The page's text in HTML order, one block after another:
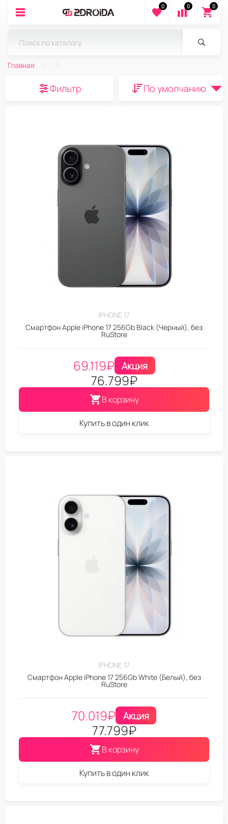
0 0 0
Главная
Фильтр По умолчанию
IPHONE 17
Смартфон Apple iPhone 17 256Gb Black (Черный), без
RuStore
69.119₽ Акция
76.799₽
В корзину
Купить в один клик
IPHONE 17
Смартфон Apple iPhone 17 256Gb White (Белый), без
RuStore
70.019₽ Акция
77.799₽
В корзину
Купить в один клик